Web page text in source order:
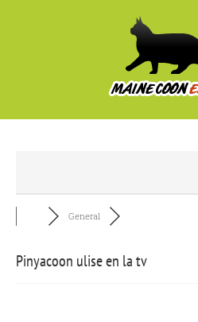
General
Pinyacoon ulise en la tv